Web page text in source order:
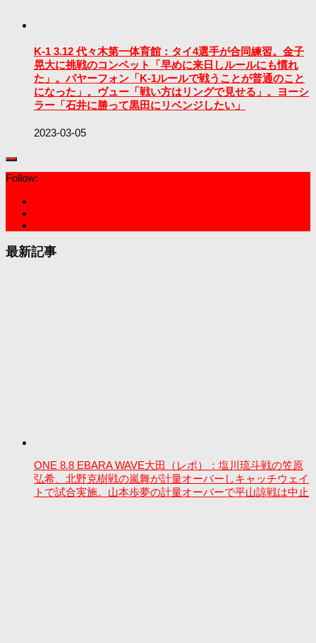
K-1 3.12 代々木第一体育館：タイ4選手が合同練習。金子
晃大に挑戦のコンペット「早めに来日しルールにも慣れ
た」。パヤーフォン「K-1ルールで戦うことが普通のこと
になった」。ヴュー「戦い方はリングで見せる」。ヨーシ
ラー「石井に勝って黒田にリベンジしたい」
2023-03-05
Follow:
最新記事
ONE 8.8 EBARA WAVE大田（レポ）：塩川琉斗戦の笠原
弘希、北野克樹戦の嵐舞が計量オーバーしキャッチウェイ
トで試合実施。山本歩夢の計量オーバーで平山諒戦は中止